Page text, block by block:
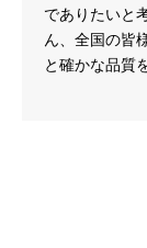
でありたいと
ん、全国の皆
と確かな品質